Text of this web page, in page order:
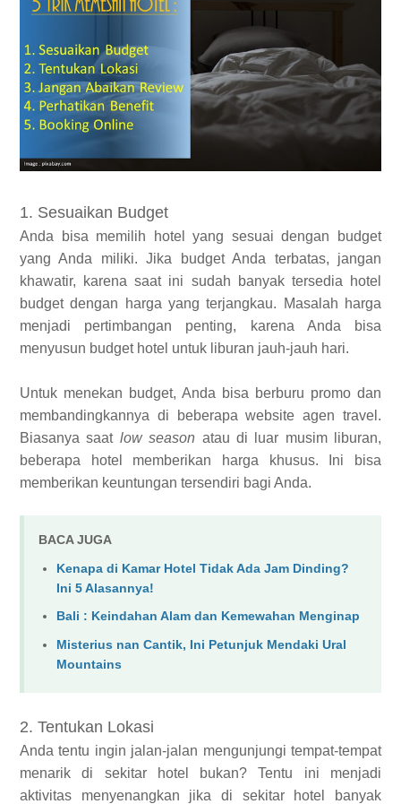
1. Sesuaikan Budget
Anda bisa memilih hotel yang sesuai dengan budget
yang Anda miliki. Jika budget Anda terbatas, jangan
khawatir, karena saat ini sudah banyak tersedia hotel
budget dengan harga yang terjangkau. Masalah harga
menjadi pertimbangan penting, karena Anda bisa
menyusun budget hotel untuk liburan jauh-jauh hari.
Untuk menekan budget, Anda bisa berburu promo dan
membandingkannya di beberapa website agen travel.
Biasanya saat low season atau di luar musim liburan,
beberapa hotel memberikan harga khusus. Ini bisa
memberikan keuntungan tersendiri bagi Anda.
BACA JUGA
Kenapa di Kamar Hotel Tidak Ada Jam Dinding?
Ini 5 Alasannya!
Bali : Keindahan Alam dan Kemewahan Menginap
Misterius nan Cantik, Ini Petunjuk Mendaki Ural
Mountains
2. Tentukan Lokasi
Anda tentu ingin jalan-jalan mengunjungi tempat-tempat
menarik di sekitar hotel bukan? Tentu ini menjadi
aktivitas menyenangkan jika di sekitar hotel banyak